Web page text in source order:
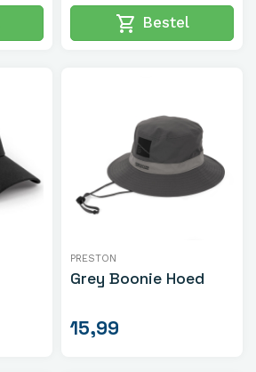
shopping_cart Bestel
PRESTON
Grey Boonie Hoed
15,99